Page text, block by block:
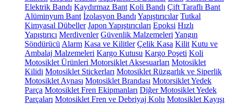
Elektrik Bandı Kaydırmaz Bant Koli Bandı Çift Taraflı Bant
Alüminyum Bant İzolasyon Bandı Yapıştırıcılar Tutkal
Kimyasal Dübeller Japon Yapıştırıcıları Epoksi Hızlı
Yapıştırıcı Merdivenler Güvenlik Malzemeleri Yangın
Söndürücü Alarm Kasa ve Kilitler Çelik Kasa Kilit Kutu ve
Ambalaj Malzemeleri Kargo Kutusu Kargo Poşeti Koli
Motosiklet Ürünleri Motorsiklet Aksesuarları Motosiklet
Kilidi Motosiklet Stickerları Motosiklet Rüzgarlık ve Siperlik
Motosiklet Aynası Motosiklet Brandası Motorsiklet Yedek
Parça Motosiklet Fren Ekipmanları Diğer Motosiklet Yedek
Parçaları Motosiklet Fren ve Debriyaj Kolu Motosiklet Kayışı